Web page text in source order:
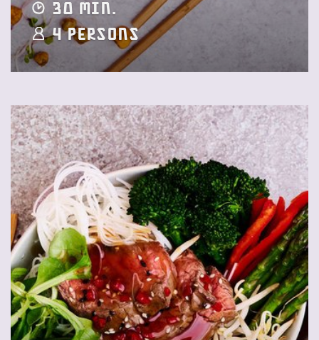
30 min.
4 Persons